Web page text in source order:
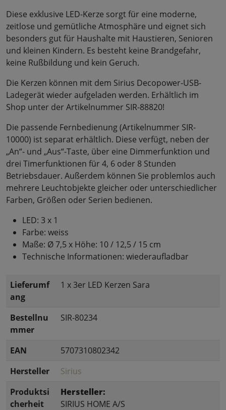
Diese exklusive LED-Kerze sorgt für eine moderne,
zeitlose und gemütliche Atmosphäre und eignet sich
besonders gut für Haushalte mit Haustieren, Senioren
und kleinen Kindern. Es besteht keine Brandgefahr,
keine Rußbildung und kein Geruch.
Die Kerzen können mit dem Sirius Decopower-USB-
Ladegerät wieder aufgeladen werden. Erhältlich im
Shop unter der Artikelnummer SIR-88820!
Die passende Fernbedienung (Artikelnummer SIR-
10000) ist separat erhältlich. Diese verfügt, neben der
„An“- und „Aus“-Taste, über eine Dimmerfunktion und
drei Timerfunktionen für 4, 6 oder 8 Stunden
Betriebsdauer. Außerdem können Sie problemlos auch
mehrere Leuchtobjekte gleicher oder unterschiedlicher
Farben, Größen oder Serien bedienen.
LED: 3 x 1
Farbe: weiss
Maße: Ø 7,5 x Höhe: 10 / 12,5 / 15 cm
Technische Informationen: wiederaufladbar
Lieferumf
ang
1 x 3er LED Kerzen Sara
Bestellnu
mmer
SIR-80234
EAN
5707310802342
Hersteller
Sirius
Produktsi
cherheit
Hersteller:
SIRIUS HOME A/S